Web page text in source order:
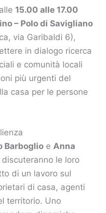
15.00 alle 17.00
– Polo di Savigliano
via Garibaldi 6),
in dialogo ricerca
e comunità locali
più urgenti del
casa per le persone
Barboglio eAnna
le loro
di un lavoro sul
di casa, agenti
territorio. Uno